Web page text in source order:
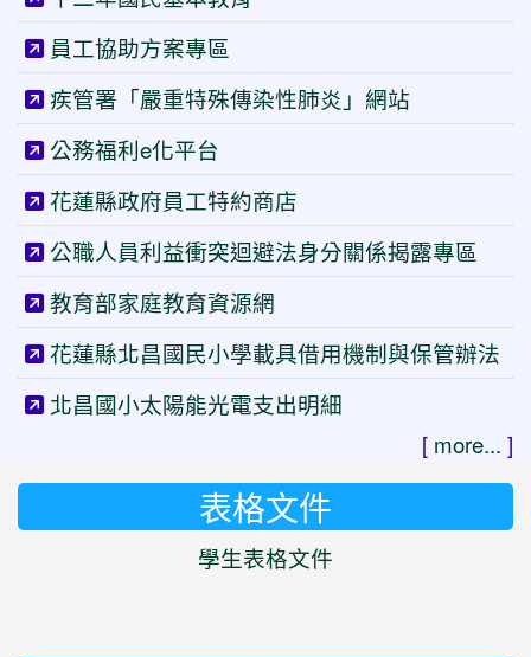
員工協助方案專區
疾管署「嚴重特殊傳染性肺炎」網站
公務福利e化平台
花蓮縣政府員工特約商店
公職人員利益衝突迴避法身分關係揭露專區
教育部家庭教育資源網
花蓮縣北昌國民小學載具借用機制與保管辦法
北昌國小太陽能光電支出明細
[ more... ]
表格文件
學生表格文件